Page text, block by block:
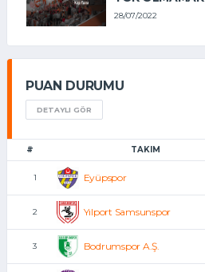
28/07/2022
PUAN DURUMU
DETAYLI GÖR
# TAKIM
1 Eyüpspor
2 Yılport Samsunspor
3 Bodrumspor A.Ş.